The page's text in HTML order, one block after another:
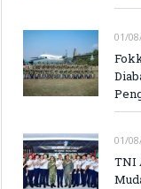
01/
01/
TNI